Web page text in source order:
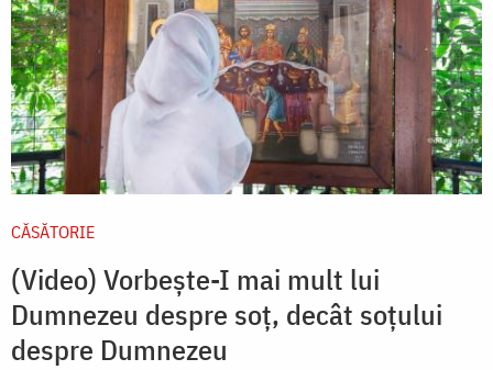
CĂSĂTORIE
(Video) Vorbește-I mai mult lui
Dumnezeu despre soț, decât soțului
despre Dumnezeu